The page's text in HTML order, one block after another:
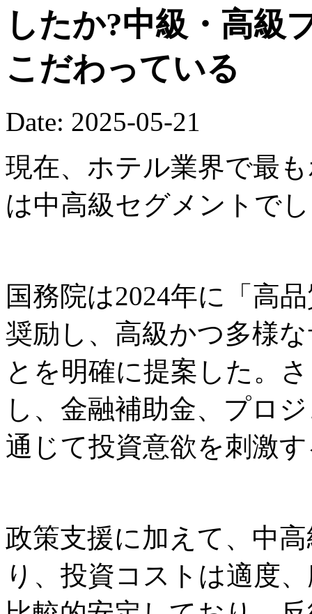
したか?中級・高級
こだわっている
Date: 2025-05-21
現在、ホテル業界で最
は中高級セグメントで
国務院は2024年に「高
奨励し、高級かつ多様
とを明確に提案した。
し、金融補助金、プロ
通じて投資意欲を刺激
政策支援に加えて、中
り、投資コストは適度